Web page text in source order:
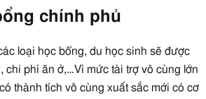
chính phủ
loại học bổng, du học sinh sẽ được
chi phí ăn ở,…Vì mức tài trợ vô cùng lớn
thành tích vô cùng xuất sắc mới có cơ